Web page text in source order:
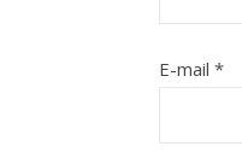
E-mail *